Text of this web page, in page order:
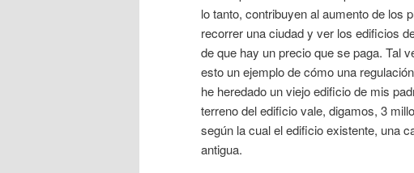
lo tanto, contribuyen al aumento de los
recorrer una ciudad y ver los edificios
de que hay un precio que se paga. Tal
esto un ejemplo de cómo una
he heredado un viejo edificio de mis
terreno del edificio vale, digamos, 3
según la cual el edificio existente, una
antigua.